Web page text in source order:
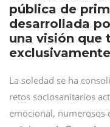
pública de
desarrollada
una visión que
La soledad se ha
retos sociosanitarios
emocional, numerosos